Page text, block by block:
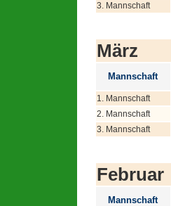
3. Mannschaft
März
Mannschaft
1. Mannschaft
2. Mannschaft
3. Mannschaft
Februar
Mannschaft